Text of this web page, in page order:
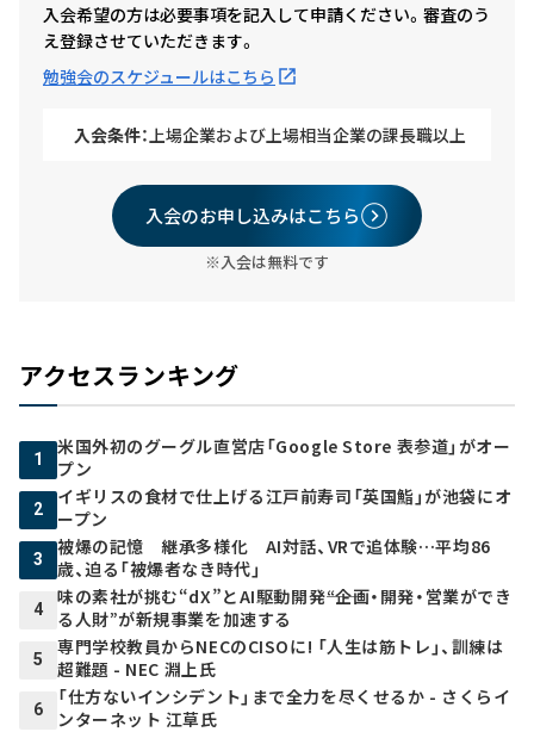
入会希望の方は必要事項を記入して申請ください。審査のう
え登録させていただきます。
勉強会のスケジュールはこちら
入会条件： 上場企業および上場相当企業の課長職以上
入会のお申し込みはこちら
※入会は無料です
アクセスランキング
1
米国外初のグーグル直営店「Google Store 表参道」がオー
プン
2
イギリスの食材で仕上げる江戸前寿司「英国鮨」が池袋にオ
ープン
3
被爆の記憶 継承多様化 AI対話、VRで追体験…平均86
歳、迫る「被爆者なき時代」
4
味の素社が挑む“dX”とAI駆動開発――“企画・開発・営業ができ
る人財”が新規事業を加速する
5
専門学校教員からNECのCISOに! 「人生は筋トレ」、訓練は
超難題 - NEC 淵上氏
6
「仕方ないインシデント」まで全力を尽くせるか - さくらイ
ンターネット 江草氏